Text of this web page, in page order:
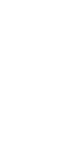
主义
不公正